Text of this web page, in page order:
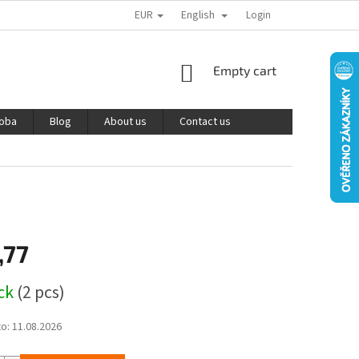
PODMÍNKY OCHRANY OSOBNÍCH ÚDAJŮ REKLAMACE A VRÁCENÍ ZBOŽÍ
EUR English Login
SHOPPING
Empty cart
Blog About us
Contact us
(2 pcs)
11.08.2026